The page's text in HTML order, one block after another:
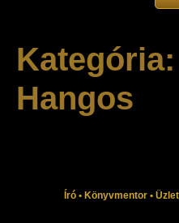
Kategória:
Hangos
Író • Könyvmentor •